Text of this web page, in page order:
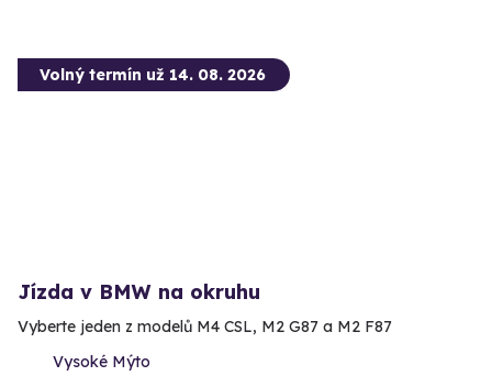
Volný termín už 14. 08. 2026
Jízda v BMW na okruhu
Vyberte jeden z modelů M4 CSL, M2 G87 a M2 F87
Vysoké Mýto